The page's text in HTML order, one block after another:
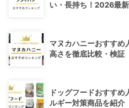
い・長持ち！2026最新
マヌカハニーおすすめ
高さを徹底比較・検証
ドッグフードおすす
ルギー対策商品を紹介